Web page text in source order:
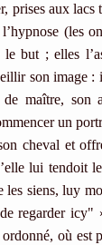
prises aux lacs
(les
but ; elles
son image :
maître, son
un
cheval et
lui tendoit
les siens, luy
regarder icy"
où est